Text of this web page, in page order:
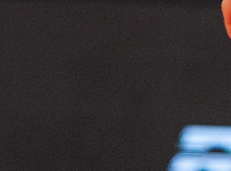
Что могли противопоставить наши волейболисты
которой им и удалось пробиться в число восьми
демонстрировать её сибиряки начали уже в первой
просто образцово, и вся россыпь казанских звёзд
готова. Короткая разведка закончилась на счёте 4:4,
Вся наша команда действовала как хорошо отлаженный
защите гармонично сочеталась с быстрыми атаками и
Помимо привычных лидеров – Романа Мурашко,
Игоря Филиппова – с самой лучшей стороны себя
благодаря им «Енисей» достаточно быстро добился
очков – 12:7. Этот рывок и предопределил наш успех в
приложил множество усилий для исправления
удалось сократить отставание до двух баллов, но
первый отрезок матча 25:23.
Но «Зенит» есть «Зенит». Эта опытная и мастеровитая